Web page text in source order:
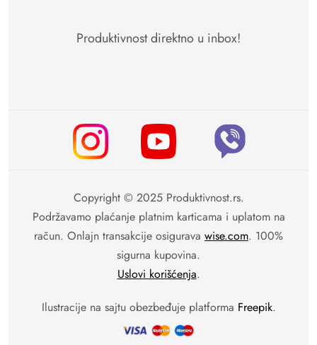
Produktivnost direktno u inbox!
Copyright © 2025 Produktivnost.rs.
Podržavamo plaćanje platnim karticama i uplatom na
račun. Onlajn transakcije osigurava wise.com. 100%
sigurna kupovina.
Uslovi korišćenja.
Ilustracije na sajtu obezbeđuje platforma Freepik.